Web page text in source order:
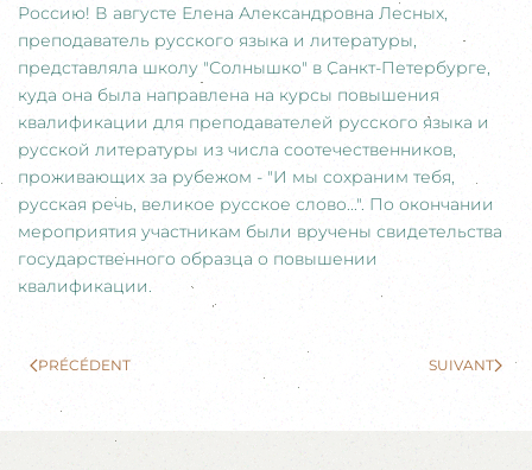
Россию! В августе Елена Александровна Лесных,
преподаватель русского языка и литературы,
представляла школу "Солнышко" в Санкт-Петербурге,
куда она была направлена на курсы повышения
квалификации для преподавателей русского языка и
русской литературы из числа соотечественников,
проживающих за рубежом - "И мы сохраним тебя,
русская речь, великое русское слово...". По окончании
мероприятия участникам были вручены свидетельства
государственного образца о повышении
квалификации.
PRÉCÉDENT SUIVANT